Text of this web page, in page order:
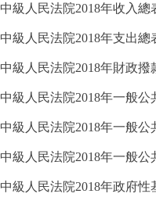
級人民法院2018年收入總
級人民法院2018年支出總
級人民法院2018年財政撥
級人民法院2018年一般
級人民法院2018年一般
級人民法院2018年一般
級人民法院2018年政府